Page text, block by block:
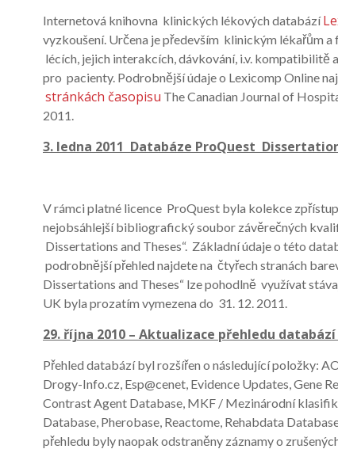
Internetová knihovna klinických lékových databází
vyzkoušení. Určena je především klinickým lékařům
lécích, jejich interakcích, dávkování, i.v.
pro pacienty. Podrobnější údaje o Lexicomp Online
stránkách časopisu The Canadian Journal of
2011.
3. ledna 2011 Databáze ProQuest
V rámci platné licence ProQuest byla kolekce
nejobsáhlejší bibliografický soubor závěrečných
Dissertations and Theses“. Základní údaje o této
podrobnější přehled najdete na čtyřech stranách
Dissertations and Theses“ lze pohodlně využívat
UK byla prozatím vymezena do 31. 12. 2011.
29. října 2010 – Aktualizace přehledu
Přehled databází byl rozšířen o následující položky:
Drogy-Info.cz, Esp@cenet, Evidence Updates, Gene
Contrast Agent Database, MKF / Mezinárodní
Database, Pherobase, Reactome, Rehabdata
přehledu byly naopak odstraněny záznamy o